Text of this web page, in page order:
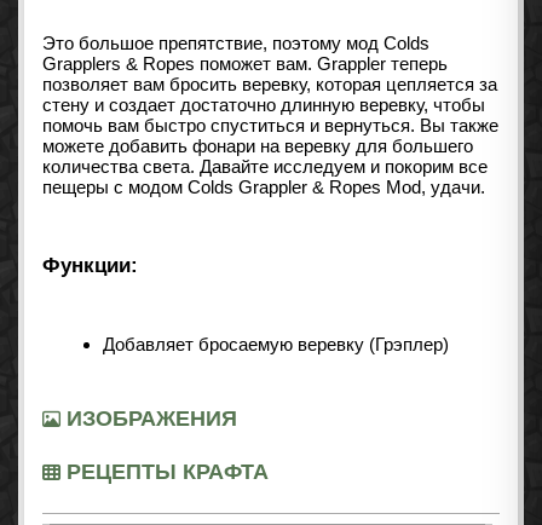
Это большое препятствие, поэтому мод Colds
Grapplers & Ropes поможет вам. Grappler теперь
позволяет вам бросить веревку, которая цепляется за
стену и создает достаточно длинную веревку, чтобы
помочь вам быстро спуститься и вернуться. Вы также
можете добавить фонари на веревку для большего
количества света. Давайте исследуем и покорим все
пещеры с модом Colds Grappler & Ropes Mod, удачи.
Функции:
Добавляет бросаемую веревку (Грэплер)
ИЗОБРАЖЕНИЯ
РЕЦЕПТЫ КРАФТА